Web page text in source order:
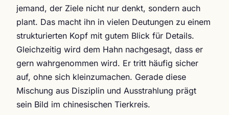
jemand, der Ziele nicht nur denkt, sondern auch
plant. Das macht ihn in vielen Deutungen zu einem
strukturierten Kopf mit gutem Blick für Details.
Gleichzeitig wird dem Hahn nachgesagt, dass er
gern wahrgenommen wird. Er tritt häufig sicher
auf, ohne sich kleinzumachen. Gerade diese
Mischung aus Disziplin und Ausstrahlung prägt
sein Bild im chinesischen Tierkreis.